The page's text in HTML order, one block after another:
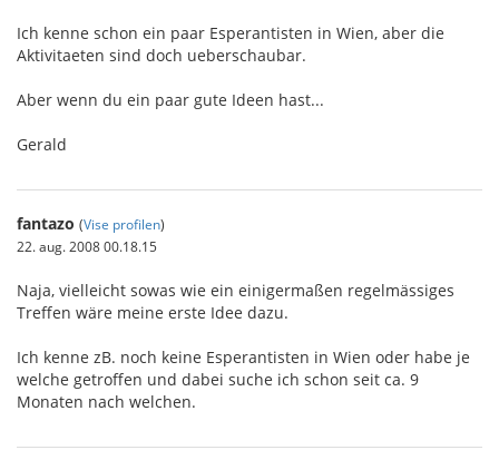
Ich kenne schon ein paar Esperantisten in Wien, aber die
Aktivitaeten sind doch ueberschaubar.
Aber wenn du ein paar gute Ideen hast...
Gerald
fantazo (Vise profilen)
22. aug. 2008 00.18.15
Naja, vielleicht sowas wie ein einigermaßen regelmässiges
Treffen wäre meine erste Idee dazu.
Ich kenne zB. noch keine Esperantisten in Wien oder habe je
welche getroffen und dabei suche ich schon seit ca. 9
Monaten nach welchen.